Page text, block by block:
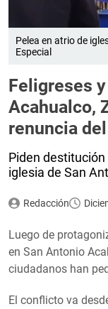
Pelea en atrio de
Especial
Feligreses
Acahualco,
renuncia del
Piden
iglesia de San
Redacción
Luego de
en San Antonio
ciudadanos han
El conflicto va